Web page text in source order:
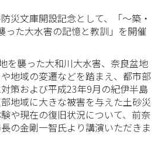
災文庫開設記念として、「～築・
た大水害の記憶と教訓」を開催
を襲った大和川大水害、奈良盆地
地域の変遷などを踏まえ、都市部
策および平成23年9月の紀伊半島
地域に大きな被害を与えた土砂災
や現在の復旧状況について、前奈
の金剛一智氏より講演いただきま